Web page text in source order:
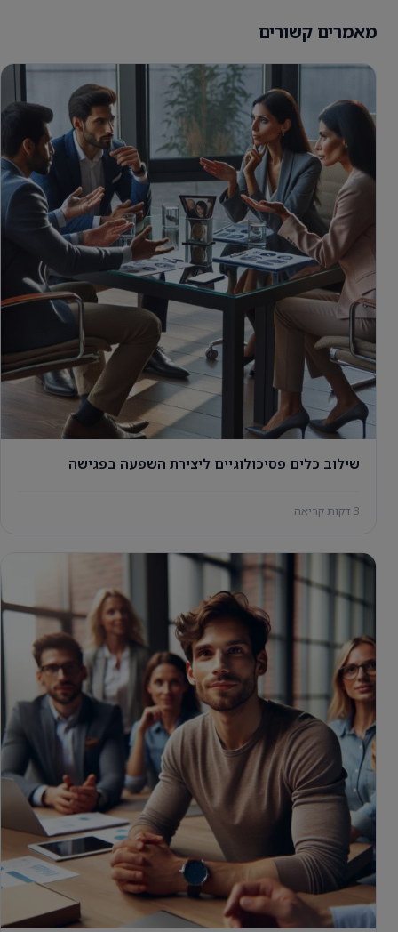
מאמרים קשורים
שילוב כלים פסיכולוגיים ליצירת השפעה בפגישה
3 דקות קריאה